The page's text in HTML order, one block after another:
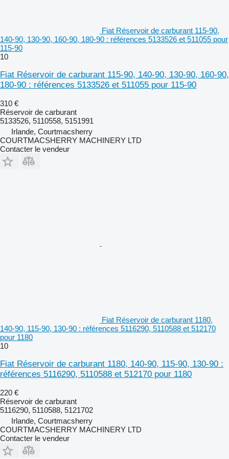
Fiat Réservoir de carburant 115-90,
140-90, 130-90, 160-90, 180-90 : références 5133526 et 511055 pour
115-90
10
Fiat Réservoir de carburant 115-90, 140-90, 130-90, 160-90,
180-90 : références 5133526 et 511055 pour 115-90
310 €
Réservoir de carburant
5133526, 5110558, 5151991
Irlande, Courtmacsherry
COURTMACSHERRY MACHINERY LTD
Contacter le vendeur
Fiat Réservoir de carburant 1180,
140-90, 115-90, 130-90 : références 5116290, 5110588 et 512170
pour 1180
10
Fiat Réservoir de carburant 1180, 140-90, 115-90, 130-90 :
références 5116290, 5110588 et 512170 pour 1180
220 €
Réservoir de carburant
5116290, 5110588, 5121702
Irlande, Courtmacsherry
COURTMACSHERRY MACHINERY LTD
Contacter le vendeur